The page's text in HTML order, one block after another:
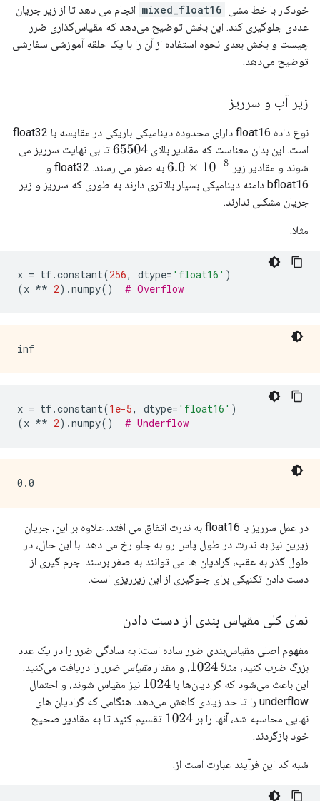
خودکار با خط مشی mixed_float16 انجام می دهد تا از زیر جریان
عددی جلوگیری کند. این بخش توضیح می‌دهد که مقیاس‌گذاری ضرر
چیست و بخش بعدی نحوه استفاده از آن را با یک حلقه آموزشی سفارشی
توضیح می‌دهد.
زیر آب و سرریز
نوع داده float16 دارای محدوده دینامیکی باریکی در مقایسه با float32
است. این بدان معناست که مقادیر بالای 65504 تا بی نهایت سرریز می
شوند و مقادیر زیر
6.0× 10 − 8
به صفر می رسند. float32 و
bfloat16 دامنه دینامیکی بسیار بالاتری دارند به طوری که سرریز و زیر
جریان مشکلی ندارند.
مثلا:
x = tf.constant(256, dtype= 'float16' )
(x ** 2).numpy() # Overflow
x = tf.constant(1e-5, dtype= 'float16' )
(x ** 2).numpy() # Underflow
در عمل سرریز با float16 به ندرت اتفاق می افتد. علاوه بر این، جریان
زیرین نیز به ندرت در طول پاس رو به جلو رخ می دهد. با این حال، در
طول گذر به عقب، گرادیان ها می توانند به صفر برسند. جرم گیری از
دست دادن تکنیکی برای جلوگیری از این زیرریزی است.
نمای کلی مقیاس بندی از دست دادن
مفهوم اصلی مقیاس‌بندی ضرر ساده است: به سادگی ضرر را در یک عدد
بزرگ ضرب کنید، مثلاً 1024، و مقدارمقیاس ضرر را دریافت می‌کنید.
این باعث می‌شود که گرادیان‌ها با 1024 نیز مقیاس شوند، و احتمال
underflow را تا حد زیادی کاهش می‌دهد. هنگامی که گرادیان های
نهایی محاسبه شد، آنها را بر 1024 تقسیم کنید تا به مقادیر صحیح
خود بازگردند.
شبه کد این فرآیند عبارت است از: